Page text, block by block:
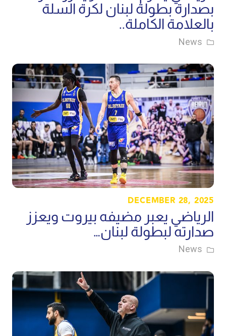
بصدارة بطولة لبنان لكرة السلة
بالعلامة الكاملة..
News
DECEMBER 28, 2025
الرياضي يعبر مضيفه بيروت ويعزز
صدارته لبطولة لبنان…
News